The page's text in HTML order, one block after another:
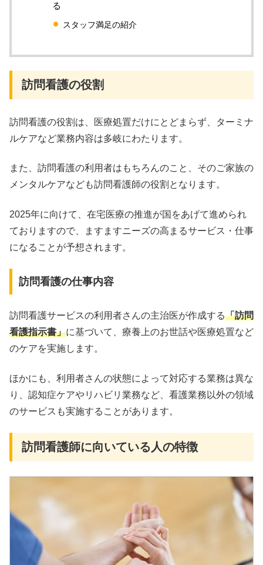
る
スタッフ満足の紹介
訪問看護の役割
訪問看護の役割は、医療処置だけにとどまらず、ターミナ
ルケアなど業務内容は多岐にわたります。
また、訪問看護の利用者はもちろんのこと、そのご家族の
メンタルケアなども訪問看護師の役割となります。
2025年に向けて、在宅医療の推進が国をあげて進められ
ておりますので、ますますニーズの高まるサービス・仕事
になることが予想されます。
訪問看護の仕事内容
訪問看護サービスの利用者さんの主治医が作成する「訪問
看護指示書」に基づいて、療養上のお世話や医療処置など
のケアを実施します。
ほかにも、利用者さんの状態によって対応する業務は異な
り、認知症ケアやリハビリ業務など、看護業務以外の領域
のサービスも実施することがあります。
訪問看護師に向いている人の特徴